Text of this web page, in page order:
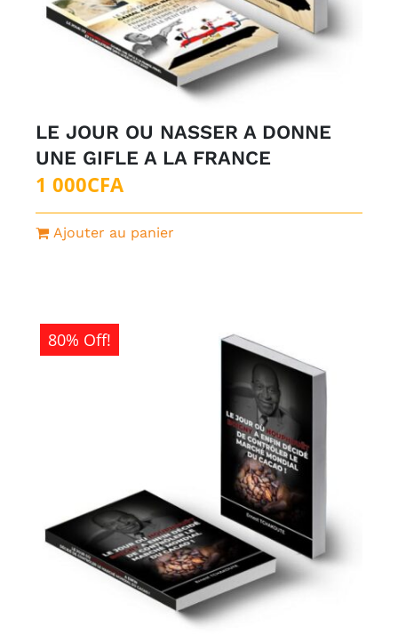
LE JOUR OU NASSER A DONNE
UNE GIFLE A LA FRANCE
1 000CFA
Ajouter au panier
80% Off!